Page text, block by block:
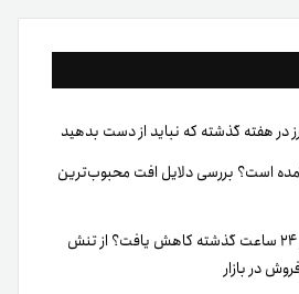
است؟ بررسی دلایل افت محبوب‌ترین
چرا قیمت رمزارزها در ۲۴ ساعت گذشته کاهش یافت؟ از تنش
در بازار